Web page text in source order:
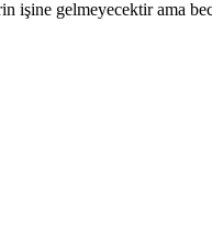
işine gelmeyecektir ama